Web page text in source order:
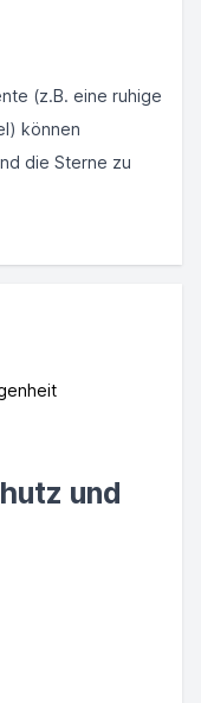
(z.B. eine ruhige
können
die Sterne zu
und